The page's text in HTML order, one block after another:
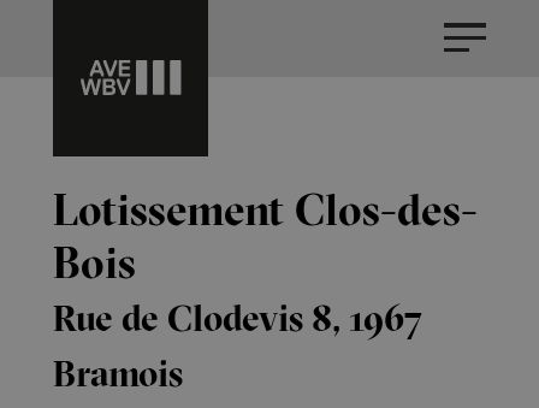
Lotissement Clos-des-
Bois
Rue de Clodevis 8, 1967
Bramois